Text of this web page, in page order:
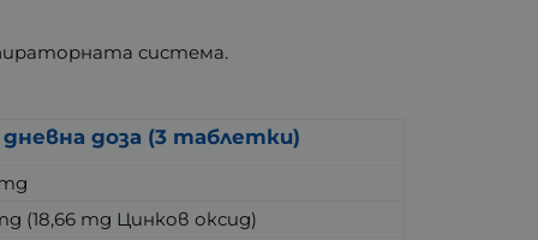
система.
дневна доза (3 таблетки)
(18,66 mg Цинков оксид)